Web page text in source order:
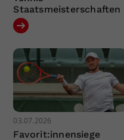
Staatsmeisterschaften
03.07.2026
Favorit:innensiege